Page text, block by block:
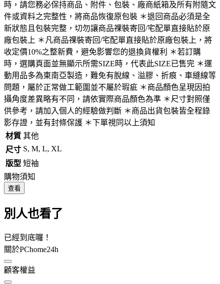
時，請您務必保持商品、附件、包裝、廠商紙箱及所有附隨文
件或資料之完整性，將商品恢復原包裝 ＊退回商品必須是全
新狀態且包裝完整，切勿讓商品祼裝寄回/宅配單直接貼於原
廠包裝上 ＊凡商品祼裝寄回/宅配單直接貼於原廠包裝上，將
收定價10%之整新費，避免影響您的退換貨權利 ＊若訂購
時，選購頁面並無顯示所需SIZE時，代表此SIZE已售完 ＊運
動用品多為東南亞製造，難免有脫線、溢膠、折痕、車縫線等
問題，屬於正常做工範圍並不屬於瑕疵 ＊商品顏色呈現因拍
攝角度差異略有不同，請依實際商品顏色為準 ＊尺寸對照僅
供參考，請加入個人的經驗做判斷 ＊商品出貨包裝皆全程錄
影存證，並有封條保護 ＊下單視同以上須知
材質 其他
尺寸 S, M, L, XL
版型 短袖
購物須知
查看
別人也看了
已經到底囉！
關於PChome24h
顧客權益